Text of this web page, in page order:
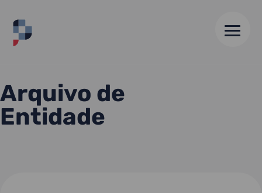
HOME
Arquivo de
Entidade